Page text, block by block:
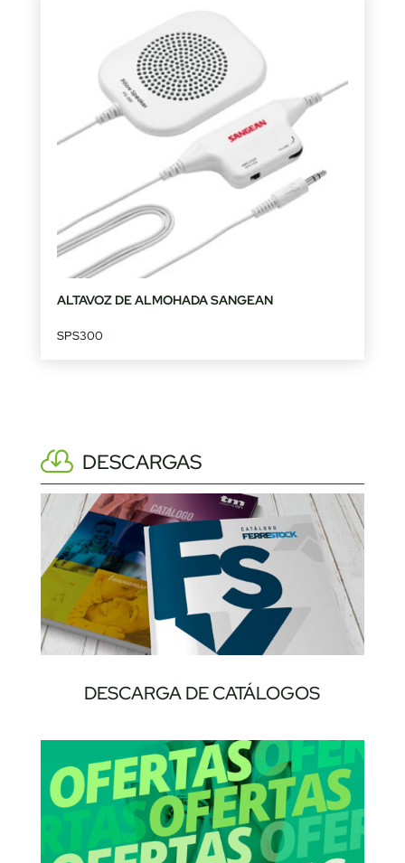
ALTAVOZ DE ALMOHADA SANGEAN
SPS300
DESCARGAS
DESCARGA DE CATÁLOGOS